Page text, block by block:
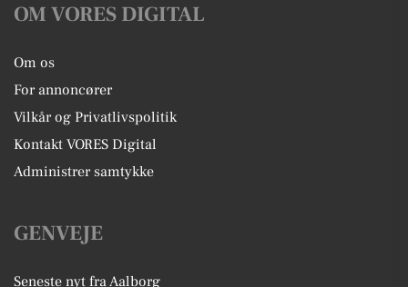
OM VORES DIGITAL
Om os
For annoncører
Vilkår og Privatlivspolitik
Kontakt VORES Digital
Administrer samtykke
GENVEJE
Seneste nyt fra Aalborg